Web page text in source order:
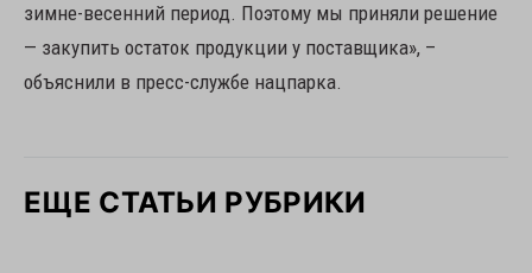
зимне-весенний период. Поэтому мы приняли решение
— закупить остаток продукции у поставщика», –
объяснили в пресс-службе нацпарка.
ЕЩЕ СТАТЬИ РУБРИКИ